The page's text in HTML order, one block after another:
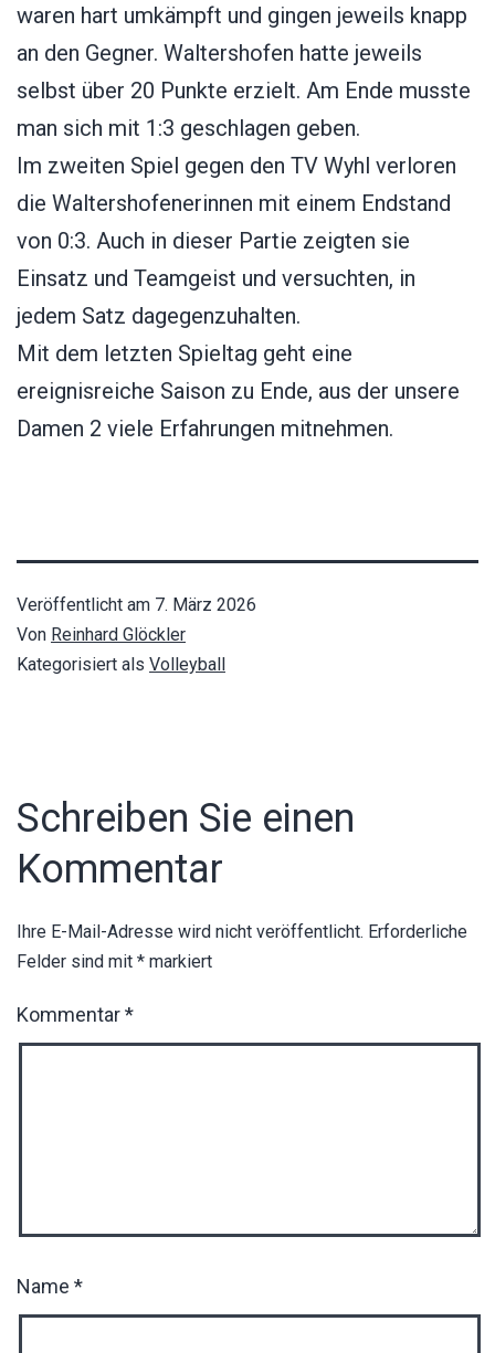
waren hart umkämpft und gingen jeweils knapp
an den Gegner. Waltershofen hatte jeweils
selbst über 20 Punkte erzielt. Am Ende musste
man sich mit 1:3 geschlagen geben.
Im zweiten Spiel gegen den TV Wyhl verloren
die Waltershofenerinnen mit einem Endstand
von 0:3. Auch in dieser Partie zeigten sie
Einsatz und Teamgeist und versuchten, in
jedem Satz dagegenzuhalten.
Mit dem letzten Spieltag geht eine
ereignisreiche Saison zu Ende, aus der unsere
Damen 2 viele Erfahrungen mitnehmen.
Veröffentlicht am 7. März 2026
Von Reinhard Glöckler
Kategorisiert als Volleyball
Schreiben Sie einen
Kommentar
Ihre E-Mail-Adresse wird nicht veröffentlicht. Erforderliche
Felder sind mit * markiert
Kommentar*
Name *